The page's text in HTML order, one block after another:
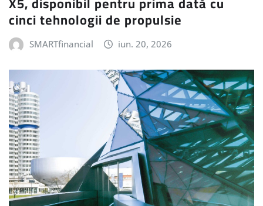
cinci tehnologii de propulsie
SMARTfinancial iun. 20, 2026